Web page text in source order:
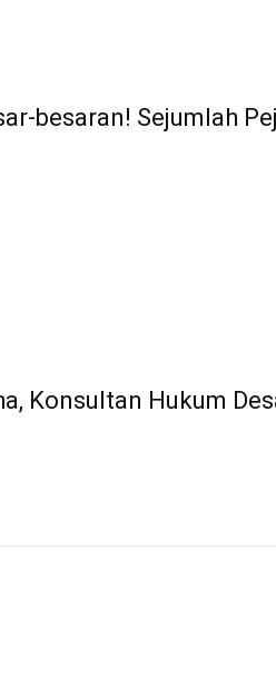
besaran! Sejumlah
Konsultan Hukum